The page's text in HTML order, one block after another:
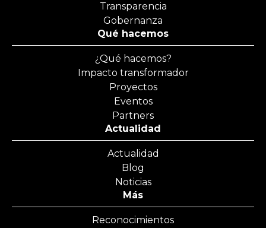
Transparencia
Gobernanza
Qué hacemos
¿Qué hacemos?
Impacto transformador
Proyectos
Eventos
Partners
Actualidad
Actualidad
Blog
Noticias
Más
Reconocimientos